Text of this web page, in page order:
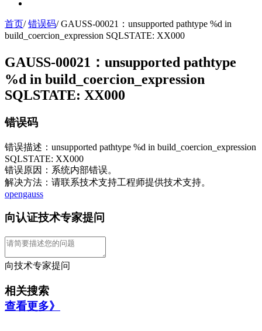
首页/错误码/GAUSS-00021：unsupported pathtype %d in
build_coercion_expression SQLSTATE: XX000
GAUSS-00021：unsupported pathtype
%d in build_coercion_expression
SQLSTATE: XX000
错误码
错误描述：unsupported pathtype %d in build_coercion_expression
SQLSTATE: XX000
错误原因：系统内部错误。
解决方法：请联系技术支持工程师提供技术支持。
opengauss
向认证技术专家提问
向技术专家提问
相关搜索
查看更多》